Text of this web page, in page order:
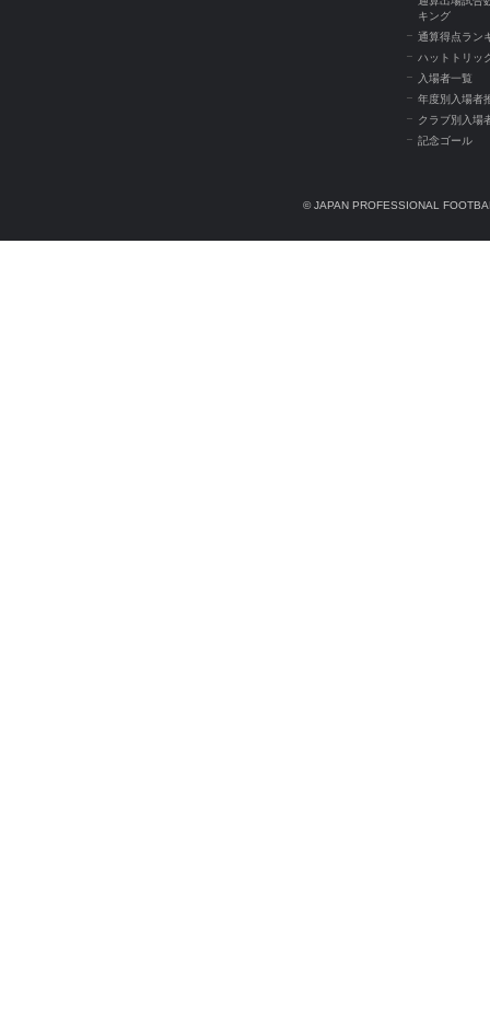
キング
通算得点ラン
ハットトリッ
入場者一覧
年度別入場者
クラブ別入場
記念ゴール
© JAPAN PROFESSIONAL